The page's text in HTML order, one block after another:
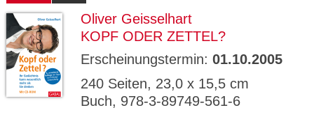
Oliver Geisselhart
KOPF ODER ZETTEL?
Erscheinungstermin: 01.10.2005
240 Seiten, 23,0 x 15,5 cm
Buch, 978-3-89749-561-6